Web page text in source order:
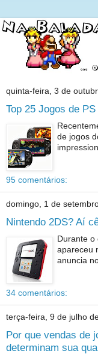
quinta-feira, 3 de
Top 25 Jogos de
de jogos
95 comentários:
domingo, 1 de
Nintendo 2DS? Aí
Durante o
apareceu
anuncia
34 comentários:
terça-feira, 9 de julho
Por que vendas de
determinam sua